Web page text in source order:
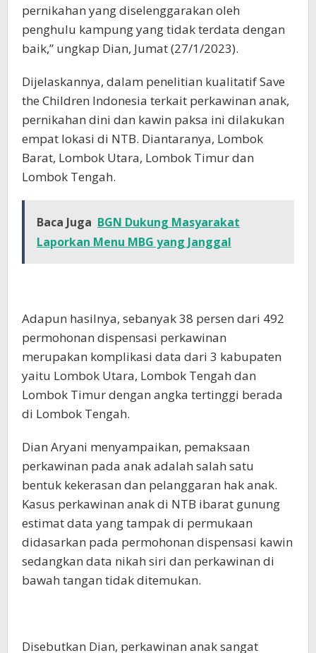
pernikahan yang diselenggarakan oleh
penghulu kampung yang tidak terdata dengan
baik,” ungkap Dian, Jumat (27/1/2023).
Dijelaskannya, dalam penelitian kualitatif Save
the Children Indonesia terkait perkawinan anak,
pernikahan dini dan kawin paksa ini dilakukan
empat lokasi di NTB. Diantaranya, Lombok
Barat, Lombok Utara, Lombok Timur dan
Lombok Tengah.
Baca Juga BGN Dukung Masyarakat
Laporkan Menu MBG yang Janggal
Adapun hasilnya, sebanyak 38 persen dari 492
permohonan dispensasi perkawinan
merupakan komplikasi data dari 3 kabupaten
yaitu Lombok Utara, Lombok Tengah dan
Lombok Timur dengan angka tertinggi berada
di Lombok Tengah.
Dian Aryani menyampaikan, pemaksaan
perkawinan pada anak adalah salah satu
bentuk kekerasan dan pelanggaran hak anak.
Kasus perkawinan anak di NTB ibarat gunung
estimat data yang tampak di permukaan
didasarkan pada permohonan dispensasi kawin
sedangkan data nikah siri dan perkawinan di
bawah tangan tidak ditemukan.
Disebutkan Dian, perkawinan anak sangat